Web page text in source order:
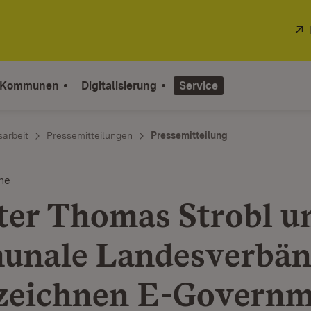
Digitalisierung Service
Pressemitteilungen Pressemitteilung
Thomas Strobl
E-